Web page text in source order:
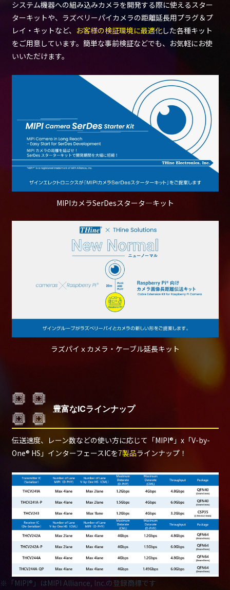
システム機器への組み込みカメラを開発する際に使えるスター
ターキットや、ラズベリーパイカメラの距離延長用プラグ＆プ
レイ・キットなど、 お客様の検証環境に最適化した各種キット
をご用意しています。簡単な事前検証などでも、お気軽にお使
いいただけます。
MIPIカメラSerDesスタータ―キット
ラズパイｘカメラ・ケーブル延長キット
豊富なICラインナップ
伝送速度、レーン数などの使い方に応じて「MIPI®」x「V-by-
One® HS」インターフェースICを7製品ラインナップ！
※「MIPI®」はMIPI Alliance, Inc.の登録商標です